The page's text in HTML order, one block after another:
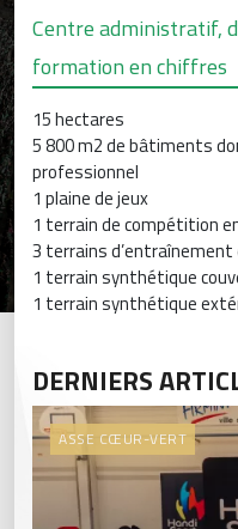
Centre administratif,
formation en chiffres
15 hectares
5 800 m2 de bâtiments
professionnel
1 plaine de jeux
1 terrain de compétition
3 terrains d’entraînement
1 terrain synthétique
1 terrain synthétique
DERNIERS
ASSE CŒUR-VERT